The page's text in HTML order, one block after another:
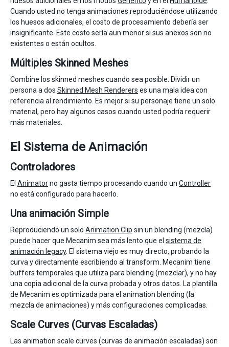
Cuando usted no tenga animaciones reproduciéndose utilizando
los huesos adicionales, el costo de procesamiento debería ser
insignificante. Este costo sería aun menor si sus anexos son no
existentes o están ocultos.
Múltiples Skinned Meshes
Combine los skinned meshes cuando sea posible. Dividir un
persona a dos Skinned Mesh Renderers es una mala idea con
referencia al rendimiento. Es mejor si su personaje tiene un solo
material, pero hay algunos casos cuando usted podría requerir
más materiales.
El Sistema de Animación
Controladores
El Animatorno gasta tiempo procesando cuando un Controller
no está configurado para hacerlo.
Una animación Simple
Reproduciendo un solo Animation Clip sin un blending (mezcla)
puede hacer que Mecanim sea más lento que el sistema de
animación legacy. El sistema viejo es muy directo, probando la
curva y directamente escribiendo al transform. Mecanim tiene
buffers temporales que utiliza para blending (mezclar), y no hay
una copia adicional de la curva probada y otros datos. La plantilla
de Mecanim es optimizada para el animation blending (la
mezcla de animaciones) y más configuraciones complicadas.
Scale Curves (Curvas Escaladas)
Las animation scale curves (curvas de animación escaladas) son